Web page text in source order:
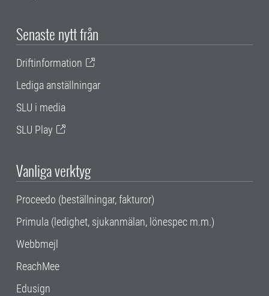
Senaste nytt från
Driftinformation
Lediga anställningar
SLU i media
SLU Play
Vanliga verktyg
Proceedo (beställningar, fakturor)
Primula (ledighet, sjukanmälan, lönespec m.m.)
Webbmejl
ReachMee
Edusign